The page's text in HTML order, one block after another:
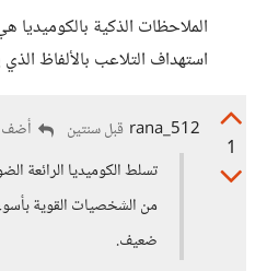
الملاحظات الذكية
استهداف التلاعب بالألفاظ
1
rana_512 قبل سنتين
أضف
تسلط الكوميديا الرائعة
من الشخصيات القوية
ضعيف.